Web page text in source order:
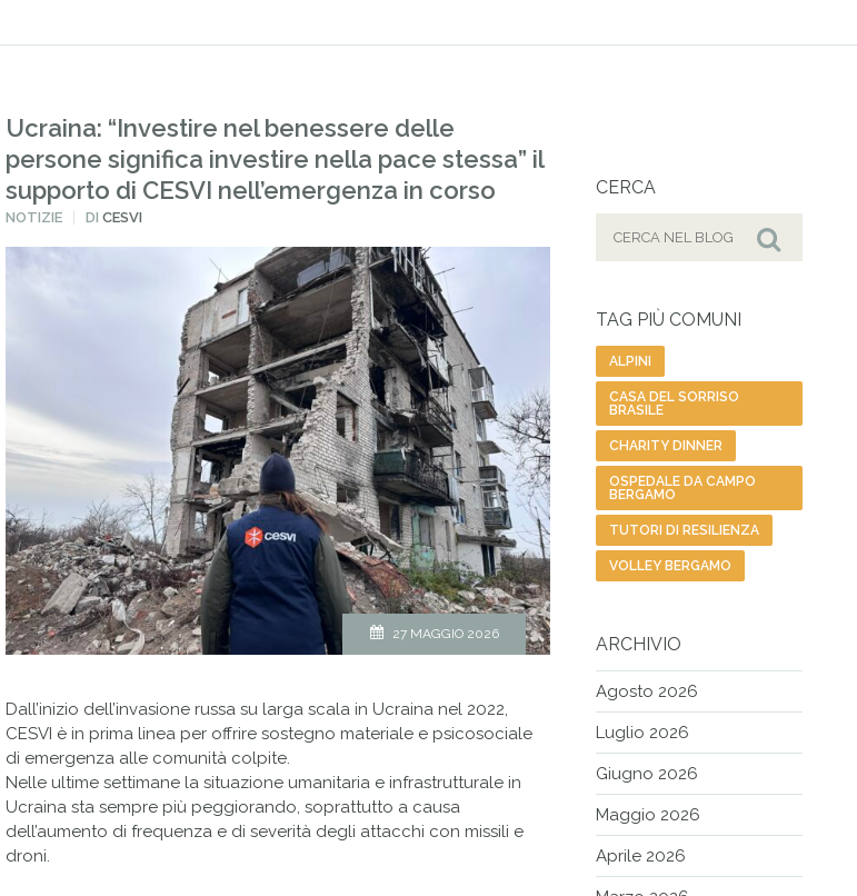
Ucraina: “Investire nel benessere delle
persone significa investire nella pace stessa” il
supporto di CESVI nell’emergenza in corso
PUBBLICATO
NOTIZIE DICESVI
27 MAGGIO 2026
Dall’inizio dell’invasione russa su larga scala in Ucraina nel 2022,
CESVI è in prima linea per offrire sostegno materiale e psicosociale
di emergenza alle comunità colpite.
Nelle ultime settimane la situazione umanitaria e infrastrutturale in
Ucraina sta sempre più peggiorando, soprattutto a causa
dell’aumento di frequenza e di severità degli attacchi con missili e
droni.
CERCA
Cerca
TAG PIÙ COMUNI
ALPINI
CASA DEL SORRISO
BRASILE
CHARITY DINNER
OSPEDALE DA CAMPO
BERGAMO
TUTORI DI RESILIENZA
VOLLEY BERGAMO
ARCHIVIO
Agosto 2026
Luglio 2026
Giugno 2026
Maggio 2026
Aprile 2026